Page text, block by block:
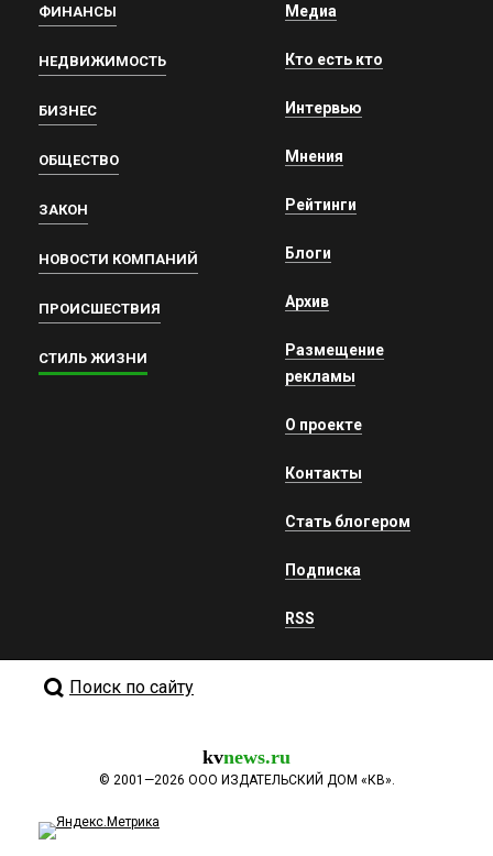
ФИНАНСЫ
НЕДВИЖИМОСТЬ
БИЗНЕС
ОБЩЕСТВО
ЗАКОН
НОВОСТИ КОМПАНИЙ
ПРОИСШЕСТВИЯ
СТИЛЬ ЖИЗНИ
Медиа
Кто есть кто
Интервью
Мнения
Рейтинги
Блоги
Архив
Размещение
рекламы
О проекте
Контакты
Стать блогером
Подписка
RSS
Поиск по сайту
kvnews.ru
© 2001—2026 ООО ИЗДАТЕЛЬСКИЙ ДОМ «КВ».